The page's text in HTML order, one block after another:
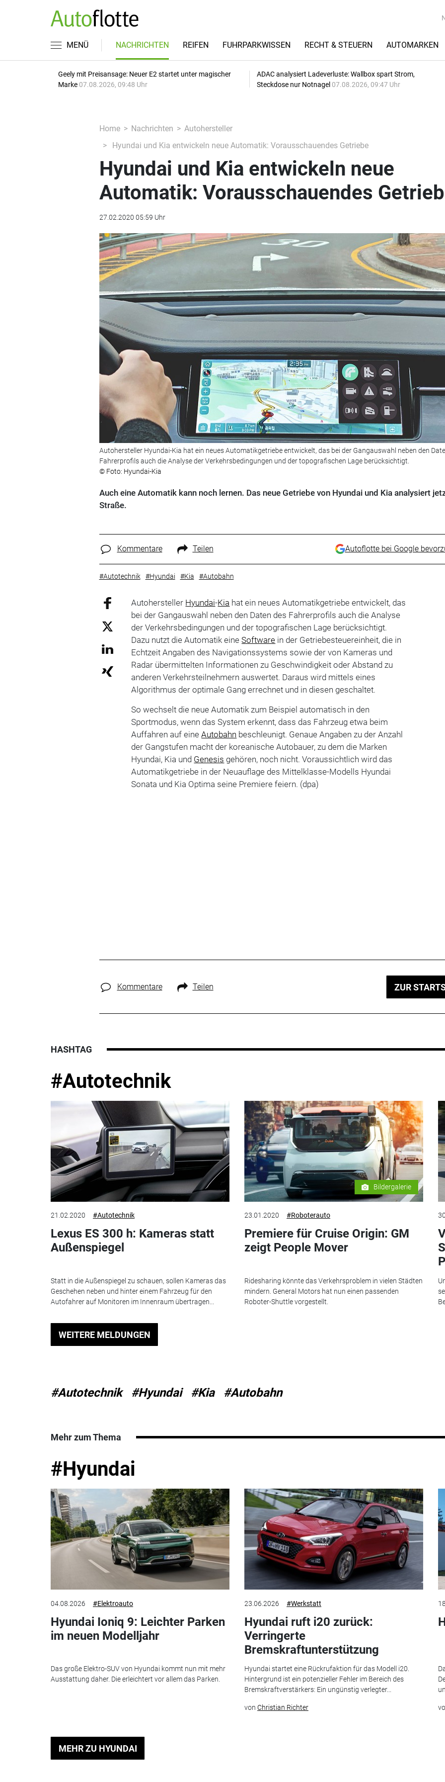
MENÜ NACHRICHTEN REIFEN FUHRPARKWISSEN RECHT & STEUERN AUTOMARKEN
Geely mit Preisansage: Neuer E2 startet unter magischer
Marke 07.08.2026, 09:48 Uhr
ADAC analysiert Ladeverluste: Wallbox spart Strom,
Steckdose nur Notnagel 07.08.2026, 09:47 Uhr
Home Nachrichten
Autohersteller
Hyundai und Kia entwickeln neue Automatik: Vorausschauendes Getriebe
Hyundai und Kia entwickeln neue
Automatik: Vorausschauendes
27.02.2020 05:59 Uhr
Autohersteller Hyundai-Kia hat ein neues Automatikgetriebe entwickelt, das bei der Gangauswahl neben den
Fahrerprofils auch die Analyse der Verkehrsbedingungen und der topografischen Lage berücksichtigt.
© Foto: Hyundai-Kia
Auch eine Automatik kann noch lernen. Das neue Getriebe von Hyundai und Kia analysiert
Straße.
Kommentare Teilen Autoflotte bei Google
#Autotechnik #Hyundai #Kia #Autobahn
Autohersteller Hyundai-Kia hat ein neues Automatikgetriebe entwickelt, das
bei der Gangauswahl neben den Daten des Fahrerprofils auch die Analyse
der Verkehrsbedingungen und der topografischen Lage berücksichtigt.
Dazu nutzt die Automatik eineSoftware in der Getriebesteuereinheit, die in
Echtzeit Angaben des Navigationssystems sowie der von Kameras und
Radar übermittelten Informationen zu Geschwindigkeit oder Abstand zu
anderen Verkehrsteilnehmern auswertet. Daraus wird mittels eines
Algorithmus der optimale Gang errechnet und in diesen geschaltet.
So wechselt die neue Automatik zum Beispiel automatisch in den
Sportmodus, wenn das System erkennt, dass das Fahrzeug etwa beim
Auffahren auf eineAutobahn beschleunigt. Genaue Angaben zu der Anzahl
der Gangstufen macht der koreanische Autobauer, zu dem die Marken
Hyundai, Kia und Genesis gehören, noch nicht. Voraussichtlich wird das
Automatikgetriebe in der Neuauflage des Mittelklasse-Modells Hyundai
Sonata und Kia Optima seine Premiere feiern. (dpa)
Kommentare Teilen ZUR
HASHTAG
#Autotechnik
21.02.2020 #Autotechnik
Lexus ES 300 h: Kameras statt
Außenspiegel
Statt in die Außenspiegel zu schauen, sollen Kameras das
Geschehen neben und hinter einem Fahrzeug für den
Autofahrer auf Monitoren im Innenraum übertragen...
Bildergalerie
23.01.2020 #Roboterauto
Premiere für Cruise Origin: GM
zeigt People Mover
Ridesharing könnte das Verkehrsproblem in vielen Städten
mindern. General Motors hat nun einen passenden
Roboter-Shuttle vorgestellt.
WEITERE MELDUNGEN
#Autotechnik #Hyundai #Kia #Autobahn
Mehr zum Thema
#Hyundai
04.08.2026 #Elektroauto
Hyundai Ioniq 9: Leichter Parken
im neuen Modelljahr
Das große Elektro-SUV von Hyundai kommt nun mit mehr
Ausstattung daher. Die erleichtert vor allem das Parken.
23.06.2026 #Werkstatt
Hyundai ruft i20 zurück:
Verringerte
Bremskraftunterstützung
Hyundai startet eine Rückrufaktion für das Modell i20.
Hintergrund ist ein potenzieller Fehler im Bereich des
Bremskraftverstärkers: Ein ungünstig verlegter...
von Christian Richter
MEHR ZU HYUNDAI